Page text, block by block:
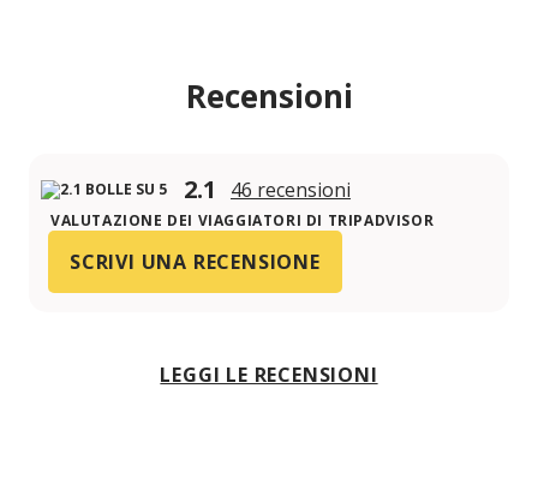
Recensioni
2.1 46 recensioni
VALUTAZIONE DEI VIAGGIATORI DI TRIPADVISOR
SCRIVI UNA RECENSIONE
LEGGI LE RECENSIONI